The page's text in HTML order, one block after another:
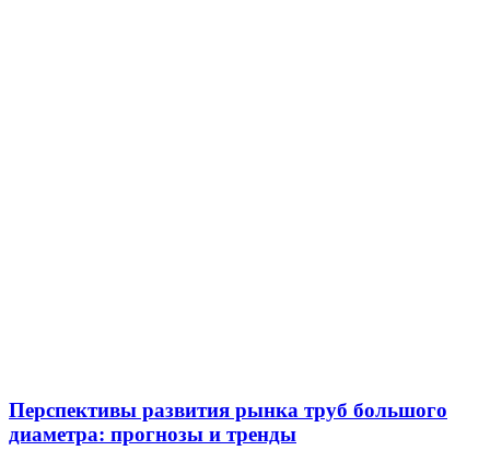
Перспективы развития рынка труб большого
диаметра: прогнозы и тренды